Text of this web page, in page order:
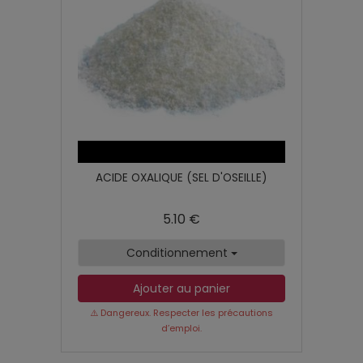
ACIDE OXALIQUE (SEL D'OSEILLE)
5.10 €
Conditionnement
Ajouter au panier
⚠️ Dangereux. Respecter les précautions
d’emploi.